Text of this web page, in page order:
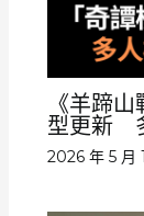
《羊蹄
型更新
2026 年 5 月